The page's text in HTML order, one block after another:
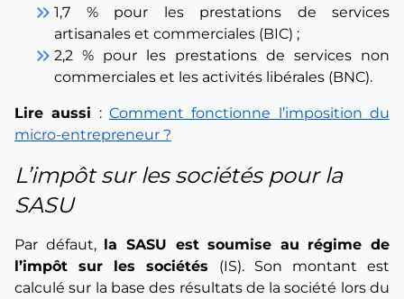
keyboard_double_arrow_right 1,7 % pour les prestations de services
artisanales et commerciales (BIC) ;
keyboard_double_arrow_right 2,2 % pour les prestations de services non
commerciales et les activités libérales (BNC).
Lire aussi : Comment fonctionne l’imposition du
micro-entrepreneur ?
L’impôt sur les sociétés pour la
SASU
Par défaut, la SASU est soumise au régime de
l’impôt sur les sociétés (IS). Son montant est
calculé sur la base des résultats de la société lors du